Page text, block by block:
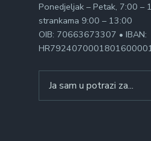
Ponedjeljak – Petak, 7:00 –
strankama 9:00 – 13:00
OIB: 70663673307 • IBAN:
for: